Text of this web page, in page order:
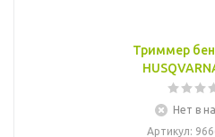
Триммер
Нет в
Артикул: